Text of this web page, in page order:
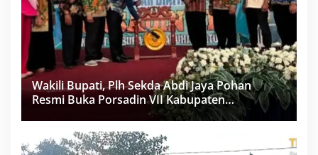
Wakili Bupati, Plh Sekda Abdi Jaya Pohan
Resmi Buka Porsadin VII Kabupaten